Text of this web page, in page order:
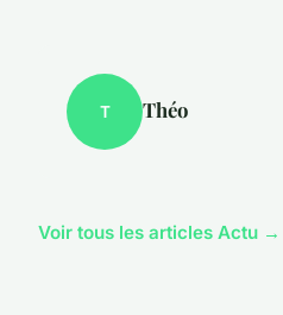
T Théo
Voir tous les articles Actu →